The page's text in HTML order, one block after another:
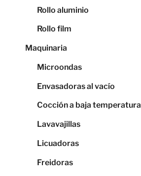
Rollo aluminio
Rollo film
Maquinaria
Microondas
Envasadoras al vacío
Cocción a baja temperatura
Lavavajillas
Licuadoras
Freidoras